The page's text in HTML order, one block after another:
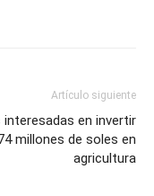
Artículo siguiente
interesadas en invertir
millones de soles en
agricultura